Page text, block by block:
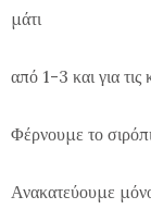
μάτι
από 1-3 και για
Φέρνουμε το
Ανακατεύουμε